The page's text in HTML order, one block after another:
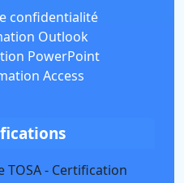
confidentialité
Outlook
PowerPoint
Access